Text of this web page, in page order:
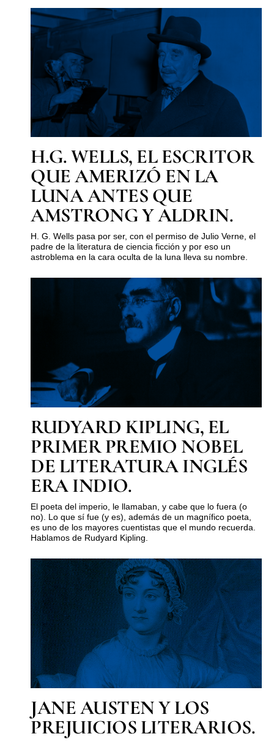
H.G. WELLS, EL ESCRITOR
QUE AMERIZÓ EN LA
LUNA ANTES QUE
AMSTRONG Y ALDRIN.
H. G. Wells pasa por ser, con el permiso de Julio Verne, el
padre de la literatura de ciencia ficción y por eso un
astroblema en la cara oculta de la luna lleva su nombre.
RUDYARD KIPLING, EL
PRIMER PREMIO NOBEL
DE LITERATURA INGLÉS
ERA INDIO.
El poeta del imperio, le llamaban, y cabe que lo fuera (o
no). Lo que sí fue (y es), además de un magnífico poeta,
es uno de los mayores cuentistas que el mundo recuerda.
Hablamos de Rudyard Kipling.
JANE AUSTEN Y LOS
PREJUICIOS LITERARIOS.